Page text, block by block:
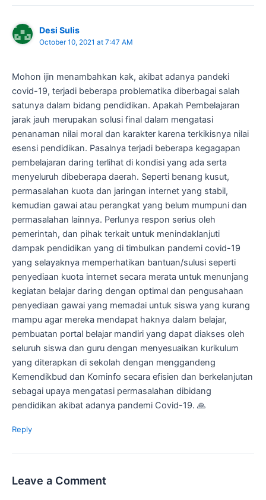
Desi Sulis
October 10, 2021 at 7:47 AM
Mohon ijin menambahkan kak, akibat adanya pandeki
covid-19, terjadi beberapa problematika diberbagai salah
satunya dalam bidang pendidikan. Apakah Pembelajaran
jarak jauh merupakan solusi final dalam mengatasi
penanaman nilai moral dan karakter karena terkikisnya nilai
esensi pendidikan. Pasalnya terjadi beberapa kegagapan
pembelajaran daring terlihat di kondisi yang ada serta
menyeluruh dibeberapa daerah. Seperti benang kusut,
permasalahan kuota dan jaringan internet yang stabil,
kemudian gawai atau perangkat yang belum mumpuni dan
permasalahan lainnya. Perlunya respon serius oleh
pemerintah, dan pihak terkait untuk menindaklanjuti
dampak pendidikan yang di timbulkan pandemi covid-19
yang selayaknya memperhatikan bantuan/sulusi seperti
penyediaan kuota internet secara merata untuk menunjang
kegiatan belajar daring dengan optimal dan pengusahaan
penyediaan gawai yang memadai untuk siswa yang kurang
mampu agar mereka mendapat haknya dalam belajar,
pembuatan portal belajar mandiri yang dapat diakses oleh
seluruh siswa dan guru dengan menyesuaikan kurikulum
yang diterapkan di sekolah dengan menggandeng
Kemendikbud dan Kominfo secara efisien dan berkelanjutan
sebagai upaya mengatasi permasalahan dibidang
pendidikan akibat adanya pandemi Covid-19. 🙏
Reply
Leave a Comment